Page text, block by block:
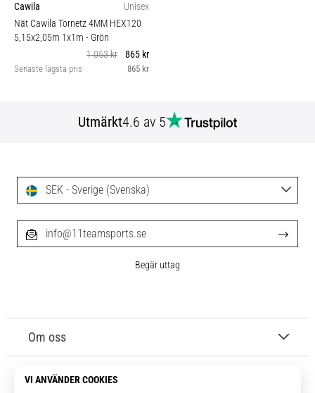
Cawila
Unisex
Nät Cawila Tornetz 4MM HEX120
5,15x2,05m 1x1m - Grön
1 053 kr
865 kr
Senaste lägsta pris 865 kr
Utmärkt4.6 av 5
Om oss
Kundtjänst
SEK - Sverige (Svenska)
info@11teamsports.se
Begär uttag